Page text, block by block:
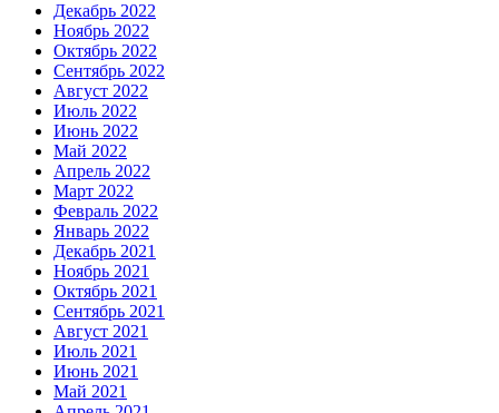
Декабрь 2022
Ноябрь 2022
Октябрь 2022
Сентябрь 2022
Август 2022
Июль 2022
Июнь 2022
Май 2022
Апрель 2022
Март 2022
Февраль 2022
Январь 2022
Декабрь 2021
Ноябрь 2021
Октябрь 2021
Сентябрь 2021
Август 2021
Июль 2021
Июнь 2021
Май 2021